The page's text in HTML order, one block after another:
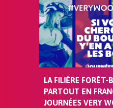
LA FILIÈRE FORÊT-
PARTOUT EN
JOURNÉES VERY